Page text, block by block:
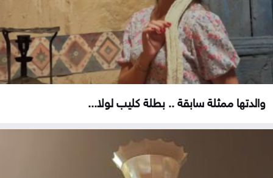
والدتها ممثلة سابقة .. بطلة كليب لولا...